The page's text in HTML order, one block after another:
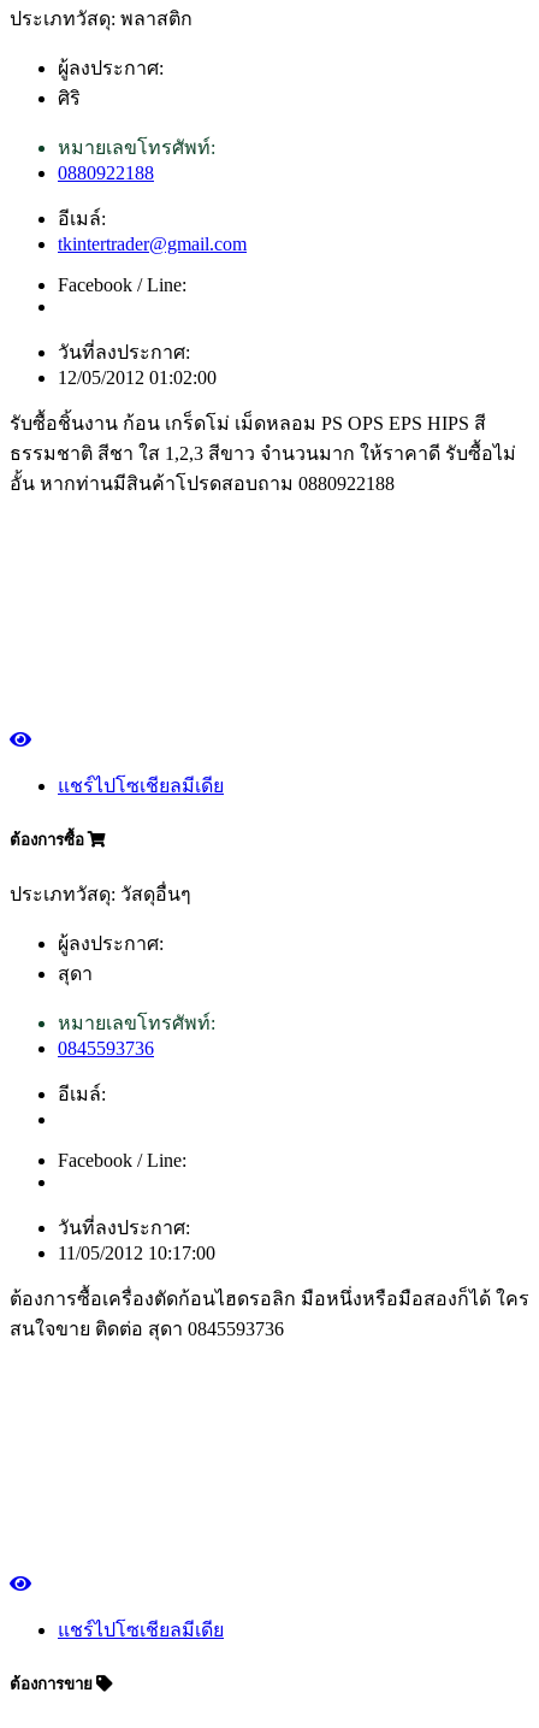
ประเภทวัสดุ: พลาสติก
ผู้ลงประกาศ:
ศิริ
หมายเลขโทรศัพท์:
0880922188
อีเมล์:
tkintertrader@gmail.com
Facebook / Line:
วันที่ลงประกาศ:
12/05/2012 01:02:00
รับซื้อชิ้นงาน ก้อน เกร็ดโม่ เม็ดหลอม PS OPS EPS HIPS สี
ธรรมชาติ สีชา ใส 1,2,3 สีขาว จำนวนมาก ให้ราคาดี รับซื้อไม่
อั้น หากท่านมีสินค้าโปรดสอบถาม 0880922188
แชร์ไปโซเชียลมีเดีย
ต้องการซื้อ
ประเภทวัสดุ: วัสดุอื่นๆ
ผู้ลงประกาศ:
สุดา
หมายเลขโทรศัพท์:
0845593736
อีเมล์:
Facebook / Line:
วันที่ลงประกาศ:
11/05/2012 10:17:00
ต้องการซื้อเครื่องตัดก้อนไฮดรอลิก มือหนึ่งหรือมือสองก็ได้ ใคร
สนใจขาย ติดต่อ สุดา 0845593736
แชร์ไปโซเชียลมีเดีย
ต้องการขาย